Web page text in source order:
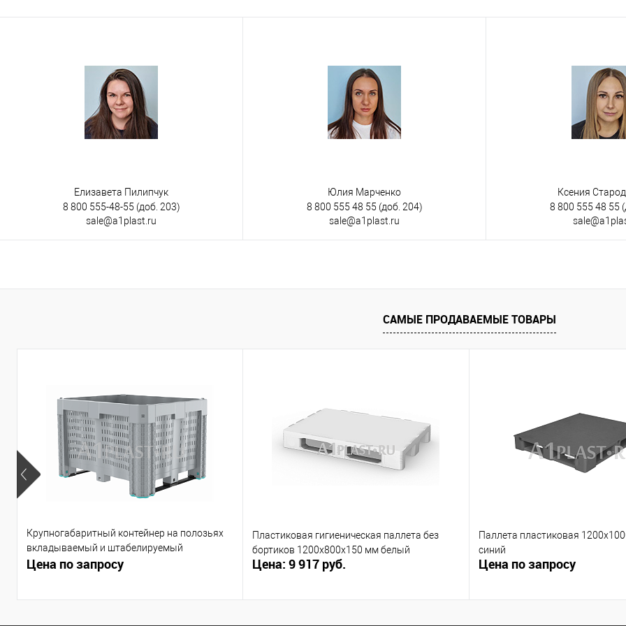
Елизавета Пилипчук
8 800 555-48-55(доб. 203)
sale@a1plast.ru
Юлия Марченко
8 800 555 48 55(доб. 204)
sale@a1plast.ru
Ксения
8 800 555 48 55
САМЫЕ ПРОДАВАЕМЫЕ ТОВАРЫ
Крупногабаритный контейнер на полозьях
вкладываемый и штабелируемый
1200х1000х790 мм
Цена по запросу
Пластиковая гигиеническая паллета без
бортиков 1200х800х150 мм белый
Цена: 9 917 руб.
Паллета пластиковая
синий
Цена по запросу